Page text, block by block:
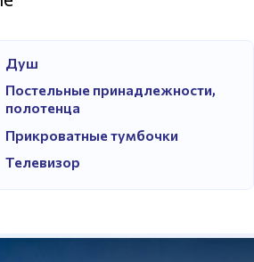
Душ
Постельные принадлежности,
полотенца
Прикроватные тумбочки
Телевизор